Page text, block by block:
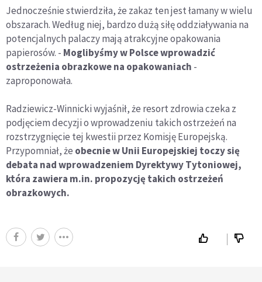
Jednocześnie stwierdziła, że zakaz ten jest łamany w wielu
obszarach. Według niej, bardzo dużą siłę oddziaływania na
potencjalnych palaczy mają atrakcyjne opakowania
papierosów. - Moglibyśmy w Polsce wprowadzić
ostrzeżenia obrazkowe na opakowaniach -
zaproponowała.
Radziewicz-Winnicki wyjaśnił, że resort zdrowia czeka z
podjęciem decyzji o wprowadzeniu takich ostrzeżeń na
rozstrzygnięcie tej kwestii przez Komisję Europejską.
Przypomniał, że obecnie w Unii Europejskiej toczy się
debata nad wprowadzeniem Dyrektywy Tytoniowej,
która zawiera m.in. propozycję takich ostrzeżeń
obrazkowych.